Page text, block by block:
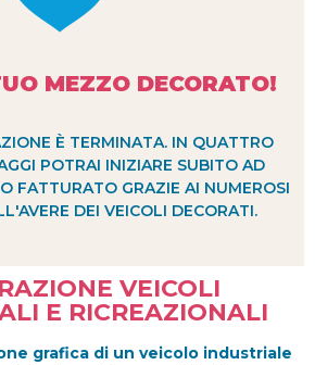
MEZZO DECORATO!
È TERMINATA. IN QUATTRO
POTRAI INIZIARE SUBITO AD
FATTURATO GRAZIE AI NUMEROSI
DEI VEICOLI DECORATI.
VEICOLI
E RICREAZIONALI
grafica di un veicolo industriale